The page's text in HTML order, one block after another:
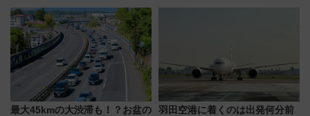
セス
最大45kmの大渋滞も！？お盆の
羽田空港に着くのは出発何分前